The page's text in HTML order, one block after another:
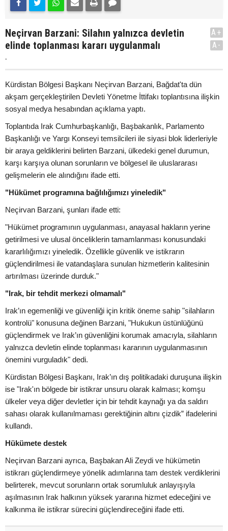
Neçirvan Barzani: Silahın yalnızca devletin
elinde toplanması kararı uygulanmalı
.
A+
A-
Kürdistan Bölgesi Başkanı Neçirvan Barzani, Bağdat'ta dün
akşam gerçekleştirilen Devleti Yönetme İttifakı toplantısına ilişkin
sosyal medya hesabından açıklama yaptı.
Toplantıda Irak Cumhurbaşkanlığı, Başbakanlık, Parlamento
Başkanlığı ve Yargı Konseyi temsilcileri ile siyasi blok liderleriyle
bir araya geldiklerini belirten Barzani, ülkedeki genel durumun,
karşı karşıya olunan sorunların ve bölgesel ile uluslararası
gelişmelerin ele alındığını ifade etti.
"Hükümet programına bağlılığımızı yineledik"
Neçirvan Barzani, şunları ifade etti:
"Hükümet programının uygulanması, anayasal hakların yerine
getirilmesi ve ulusal önceliklerin tamamlanması konusundaki
kararlılığımızı yineledik. Özellikle güvenlik ve istikrarın
güçlendirilmesi ile vatandaşlara sunulan hizmetlerin kalitesinin
artırılması üzerinde durduk."
"Irak, bir tehdit merkezi olmamalı"
Irak’ın egemenliği ve güvenliği için kritik öneme sahip "silahların
kontrolü" konusuna değinen Barzani, "Hukukun üstünlüğünü
güçlendirmek ve Irak’ın güvenliğini korumak amacıyla, silahların
yalnızca devletin elinde toplanması kararının uygulanmasının
önemini vurguladık" dedi.
Kürdistan Bölgesi Başkanı, Irak’ın dış politikadaki duruşuna ilişkin
ise "Irak'ın bölgede bir istikrar unsuru olarak kalması; komşu
ülkeler veya diğer devletler için bir tehdit kaynağı ya da saldırı
sahası olarak kullanılmaması gerektiğinin altını çizdik” ifadelerini
kullandı.
Hükümete destek
Neçirvan Barzani ayrıca, Başbakan Ali Zeydi ve hükümetin
istikrarı güçlendirmeye yönelik adımlarına tam destek verdiklerini
belirterek, mevcut sorunların ortak sorumluluk anlayışıyla
aşılmasının Irak halkının yüksek yararına hizmet edeceğini ve
kalkınma ile istikrar sürecini güçlendireceğini ifade etti.